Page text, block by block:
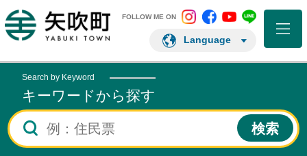
矢吹町ホームページ
FOLLOW ME ON 矢吹町 Instagram
矢吹町矢吹町矢吹町
Language
Search by Keyword
キーワードから探す